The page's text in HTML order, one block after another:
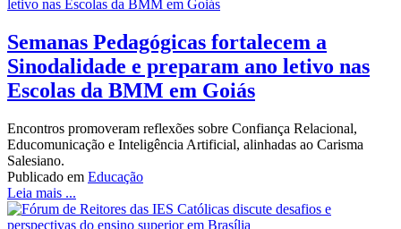
Semanas Pedagógicas fortalecem a
Sinodalidade e preparam ano letivo nas
Escolas da BMM em Goiás
Encontros promoveram reflexões sobre Confiança Relacional,
Educomunicação e Inteligência Artificial, alinhadas ao Carisma
Salesiano.
Publicado em Educação
Leia mais ...